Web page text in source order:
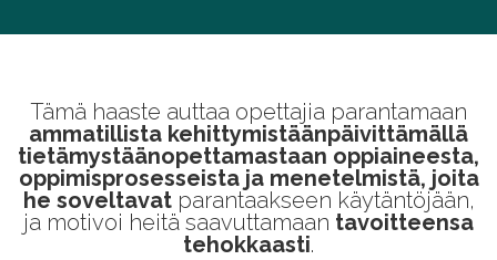
Tämä haaste auttaa opettajia parantamaan
ammatillista kehittymistäänpäivittämällä
tietämystäänopettamastaan oppiaineesta,
oppimisprosesseista ja menetelmistä, joita
he soveltavatparantaakseen käytäntöjään,
ja motivoi heitä saavuttamaan tavoitteensa
tehokkaasti.